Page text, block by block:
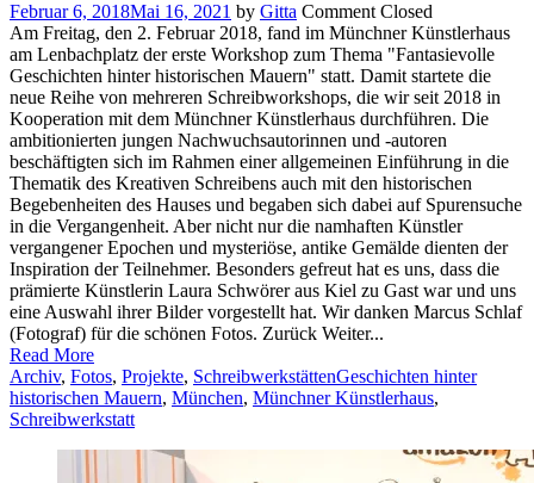
Februar 6, 2018Mai 16, 2021 by Gitta Comment Closed
Am Freitag, den 2. Februar 2018, fand im Münchner Künstlerhaus
am Lenbachplatz der erste Workshop zum Thema "Fantasievolle
Geschichten hinter historischen Mauern" statt. Damit startete die
neue Reihe von mehreren Schreibworkshops, die wir seit 2018 in
Kooperation mit dem Münchner Künstlerhaus durchführen. Die
ambitionierten jungen Nachwuchsautorinnen und -autoren
beschäftigten sich im Rahmen einer allgemeinen Einführung in die
Thematik des Kreativen Schreibens auch mit den historischen
Begebenheiten des Hauses und begaben sich dabei auf Spurensuche
in die Vergangenheit. Aber nicht nur die namhaften Künstler
vergangener Epochen und mysteriöse, antike Gemälde dienten der
Inspiration der Teilnehmer. Besonders gefreut hat es uns, dass die
prämierte Künstlerin Laura Schwörer aus Kiel zu Gast war und uns
eine Auswahl ihrer Bilder vorgestellt hat. Wir danken Marcus Schlaf
(Fotograf) für die schönen Fotos. Zurück Weiter...
Read More
Archiv, Fotos, Projekte, SchreibwerkstättenGeschichten hinter
historischen Mauern, München, Münchner Künstlerhaus,
Schreibwerkstatt